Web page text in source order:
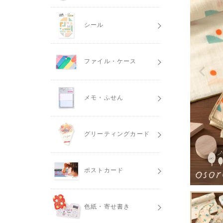
シール
ファイル・ケース
メモ・ふせん
グリーティングカード
ポストカード
色紙・寄せ書き